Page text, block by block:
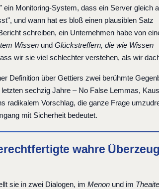
Monitoring-System, dass ein Server gleich
und wann hat es bloß einen plausiblen Satz
schreiben, ein Unternehmen habe von
Wissen und Glückstreffern, die wie Wissen
wir sie viel schlechter verstehen, als wir
Definition über Gettiers zwei berühmte
sechzig Jahre – No False Lemmas,
radikalem Vorschlag, die ganze Frage
mit Sicherheit bedeutet.
wahre
sie in zwei Dialogen, im Menon und im